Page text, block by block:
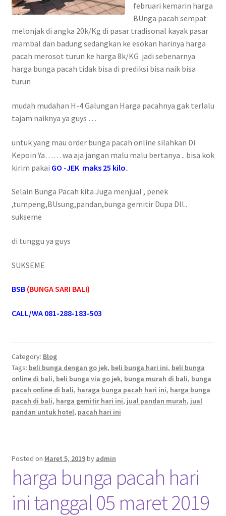
februari kemarin harga
BUnga pacah sempat
melonjak di angka 20k/Kg di pasar tradisonal kayak pasar
mambal dan badung sedangkan ke esokan harinya harga
pacah merosot turun ke harga 8k/KG jadi sebenarnya
harga bunga pacah tidak bisa di prediksi bisa naik bisa
turun
mudah mudahan H-4 Galungan Harga pacahnya gak terlalu
tajam naiknya ya guys …
untuk yang mau order bunga pacah online silahkan Di
Kepoin Ya…… wa aja jangan malu malu bertanya .. bisa kok
kirim pakai GO -JEK maks 25 kilo..
Selain Bunga Pacah kita Juga menjual , penek
,tumpeng,BUsung,pandan,bunga gemitir Dupa Dll..
sukseme
di tunggu ya guys
SUKSEME
BSB (BUNGA SARI BALI)
CALL/WA 081-288-183-503
Category: Blog
Tags: beli bunga dengan go jek, beli bunga hari ini, beli bunga
online di bali, beli bunga via go jek, bunga murah di bali, bunga
pacah online di bali, haraga bunga pacah hari ini, harga bunga
pacah di bali, harga gemitir hari ini, jual pandan murah, jual
pandan untuk hotel, pacah hari ini
Posted on Maret 5, 2019by admin
harga bunga pacah hari
ini tanggal 05 maret 2019